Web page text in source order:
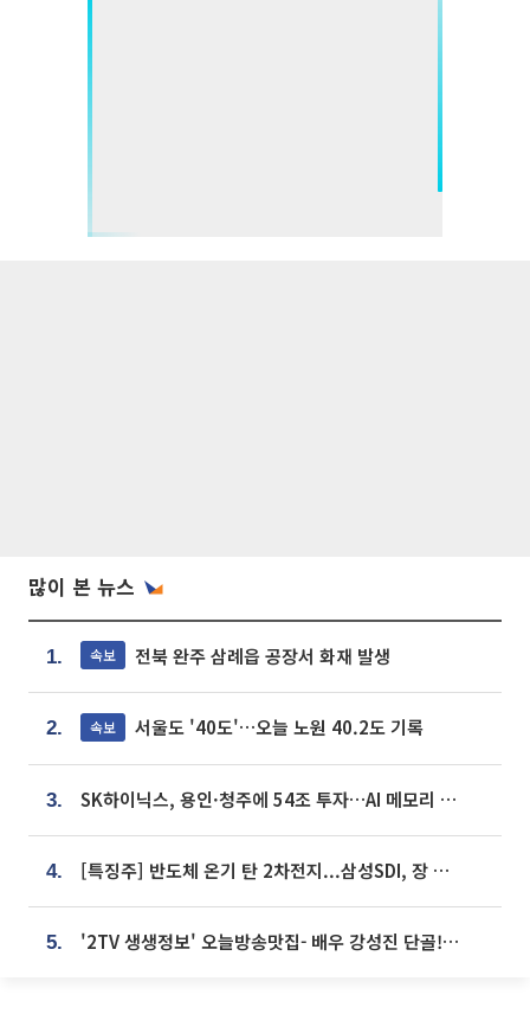
많이 본 뉴스
1. 속보 전북 완주 삼례읍 공장서 화재 발생
2. 속보 서울도 '40도'…오늘 노원 40.2도 기록
3. SK하이닉스, 용인·청주에 54조 투자…AI 메모리 생산기지 키운다
4. [특징주] 반도체 온기 탄 2차전지...삼성SDI, 장 초반 7% 넘게 껑충
5. '2TV 생생정보' 오늘방송맛집- 배우 강성진 단골! 쌀국수ㆍ푸팟퐁 커리 맛집 '블○○○'